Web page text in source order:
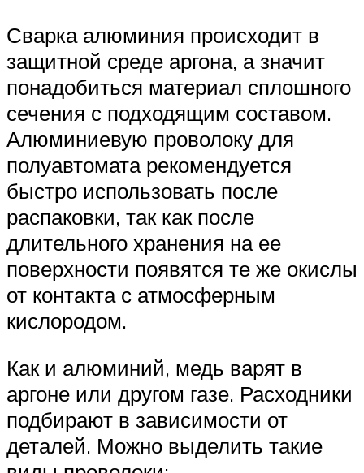
Сварка алюминия происходит в
защитной среде аргона, а значит
понадобиться материал сплошного
сечения с подходящим составом.
Алюминиевую проволоку для
полуавтомата рекомендуется
быстро использовать после
распаковки, так как после
длительного хранения на ее
поверхности появятся те же окислы
от контакта с атмосферным
кислородом.
Как и алюминий, медь варят в
аргоне или другом газе. Расходники
подбирают в зависимости от
деталей. Можно выделить такие